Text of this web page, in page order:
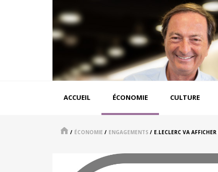
principale
ACCUEIL ÉCONOMIE CULTURE
/ ÉCONOMIE / ENGAGEMENTS/ E.LECLERC VA